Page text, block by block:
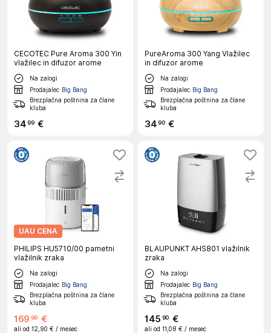
CECOTEC Pure Aroma 300 Yin
vlažilec in difuzor arome
Na zalogi
Prodajalec Big Bang
Brezplačna poštnina za člane
kluba
3499 €
PureAroma 300 Yang Vlažilec
in difuzor arome
Na zalogi
Prodajalec Big Bang
Brezplačna poštnina za člane
kluba
3490 €
UAU CENA
PHILIPS HU5710/00 pametni
vlažilnik zraka
Na zalogi
Prodajalec Big Bang
Brezplačna poštnina za člane
kluba
169 99 €
ali od 12,90 € / mesec
BLAUPUNKT AHS801 vlažilnik
zraka
Na zalogi
Prodajalec Big Bang
Brezplačna poštnina za člane
kluba
145 90 €
ali od 11,08 € / mesec